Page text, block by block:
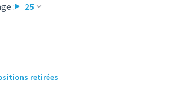
: 25
retirées